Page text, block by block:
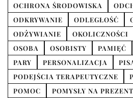
OCHRONA ŚRODOWISKA
ODKRYWANIE
ODLEGŁOŚĆ
ODŻYWIANIE
OKOLICZNOŚCI
OSOBA
OSOBISTY PAMIĘĆ
PARY
PERSONALIZACJA
PODEJŚCIA TERAPEUTYCZNE
POMOC
POMYSŁY NA